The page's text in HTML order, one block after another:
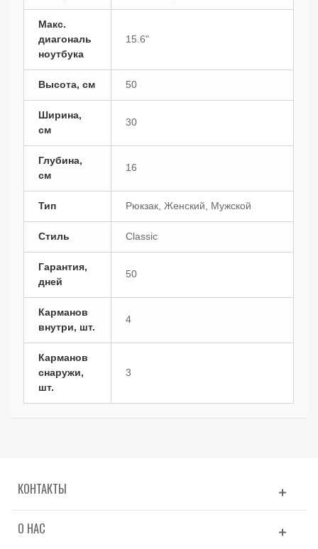
Макс.
диагональ
ноутбука
15.6"
Высота, см 50
Ширина,
см
30
Глубина,
см
16
Тип Рюкзак, Женский, Мужской
Стиль Classic
Гарантия,
дней
50
Карманов
внутри, шт.
4
Карманов
снаружи,
шт.
3
КОНТАКТЫ
О НАС